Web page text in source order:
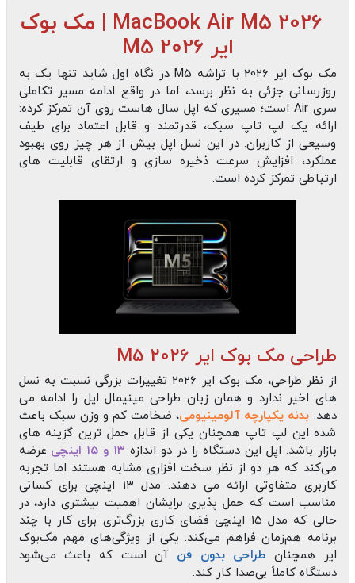
MacBook Air M5 2026 | مک بوک
ایر M5 2026
مک‌ بوک ایر 2026 با تراشه M5 در نگاه اول شاید تنها یک به‌
روزرسانی جزئی به نظر برسد، اما در واقع ادامه مسیر تکاملی
سری Air است؛ مسیری که اپل سال‌ هاست روی آن تمرکز کرده:
ارائه یک لپ‌ تاپ سبک، قدرتمند و قابل اعتماد برای طیف
وسیعی از کاربران. در این نسل اپل بیش از هر چیز روی بهبود
عملکرد، افزایش سرعت ذخیره‌ سازی و ارتقای قابلیت‌ های
ارتباطی تمرکز کرده است.
طراحی مک‌ بوک ایر 2026 M5
از نظر طراحی، مک‌ بوک ایر 2026 تغییرات بزرگی نسبت به نسل‌
های اخیر ندارد و همان زبان طراحی مینیمال اپل را ادامه می‌
دهد. بدنه یکپارچه آلومینیومی، ضخامت کم و وزن سبک باعث
شده این لپ‌ تاپ همچنان یکی از قابل‌ حمل‌ ترین گزینه‌ های
بازار باشد. اپل این دستگاه را در دو اندازه ۱۳ و ۱۵ اینچی
عرضه
می‌کند که هر دو از نظر سخت‌ افزاری مشابه هستند اما تجربه
کاربری متفاوتی ارائه می‌ دهند. مدل ۱۳ اینچی برای کسانی
مناسب است که حمل‌ پذیری برایشان اهمیت بیشتری دارد، در
حالی که مدل ۱۵ اینچی فضای کاری بزرگ‌تری برای کار با چند
برنامه هم‌زمان فراهم می‌کند. یکی از ویژگی‌های مهم مک‌بوک
ایر همچنان طراحی بدون فن آن است که باعث می‌شود
دستگاه کاملاً بی‌صدا کار کند.